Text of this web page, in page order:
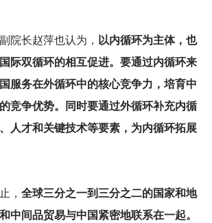
院长赵萍也认为， 以内循环为主体，也
际双循环的相互促进。要通过内循环来
服务在外循环中的核心竞争力，培育中
竞争优势。同时要通过外循环补充内循
人才和关键技术等要素，为内循环拓展
， 全球三分之一到三分之二的国家和地
中间品贸易与中国紧密地联系在一起。